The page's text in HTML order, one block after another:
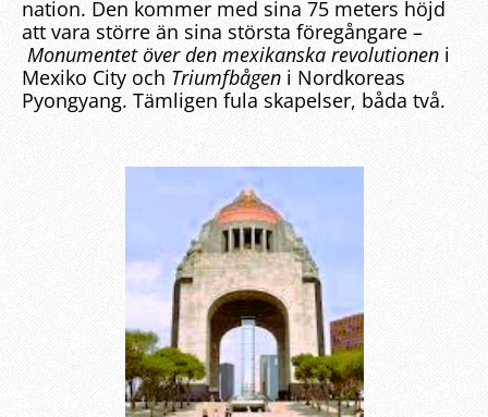
nation. Den kommer med sina 75 meters höjd
att vara större än sina största föregångare –
Monumentet över den mexikanska revolutionen i
Mexiko City och Triumfbågen i Nordkoreas
Pyongyang. Tämligen fula skapelser, båda två.